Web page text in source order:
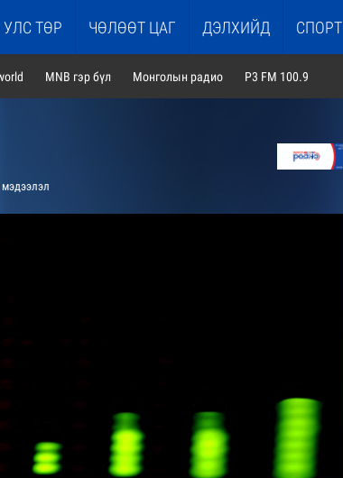
УЛС ТӨР ЧӨЛӨӨТ ЦАГ ДЭЛХИЙД СПОРТ
MNB гэр бүл Монголын радио P3 FM 100.9